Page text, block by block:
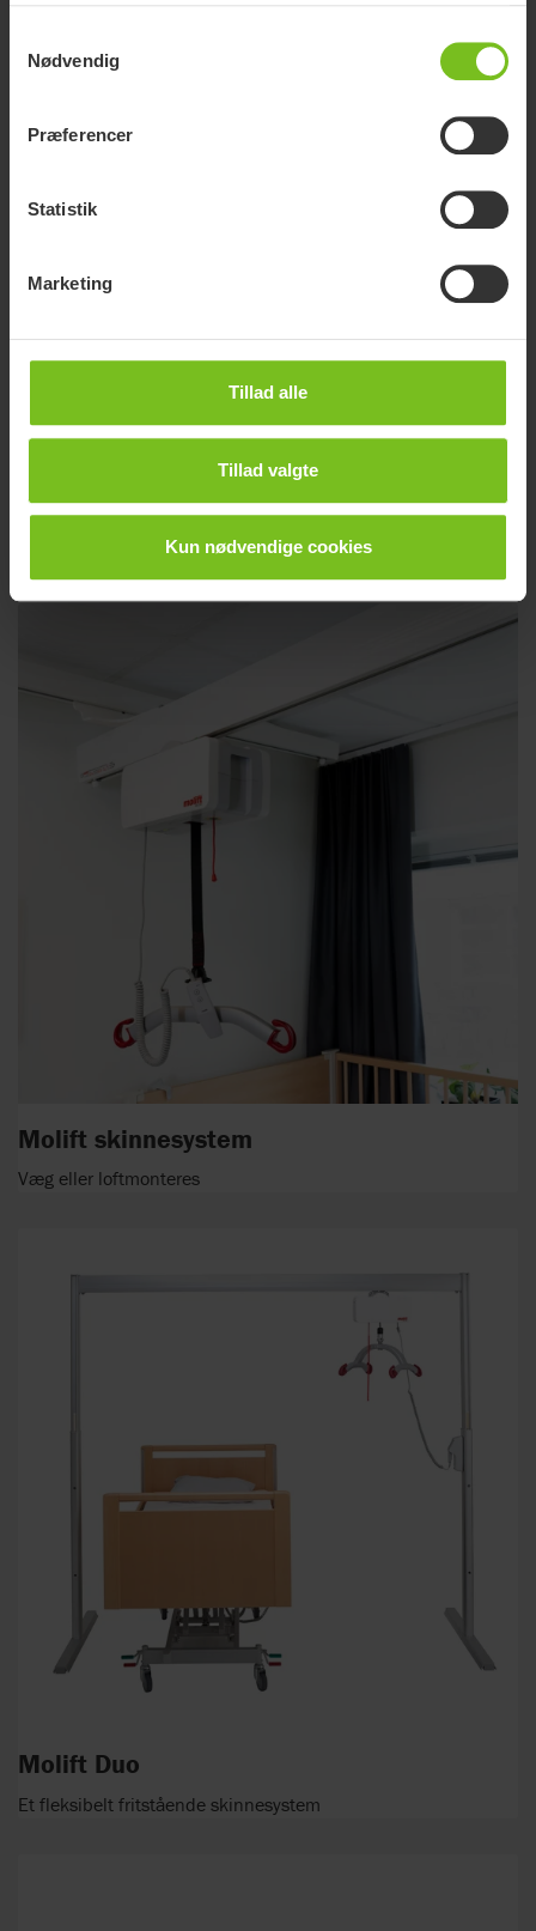
Nødvendig
Præferencer
Statistik
Marketing
Tillad alle
Tillad valgte
Kun nødvendige cookies
Optimal til brug i plejeboliger, i hjemmeplejen og på
Molift skinnesystem
Væg eller loftmonteres
Molift Duo
Et fleksibelt fritstående skinnesystem